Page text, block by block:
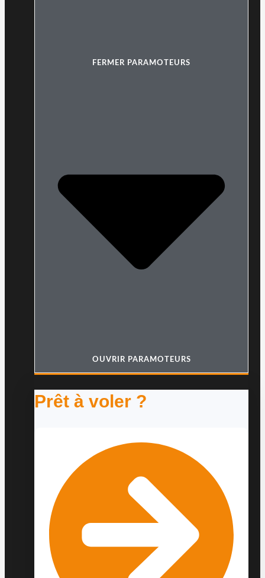
FERMER PARAMOTEURS
OUVRIR PARAMOTEURS
Prêt à voler ?